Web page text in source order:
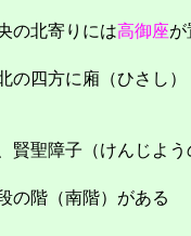
の北寄りには高御座が
四方に廂（ひさし
聖障子（けんじよ
の階（南階）がある